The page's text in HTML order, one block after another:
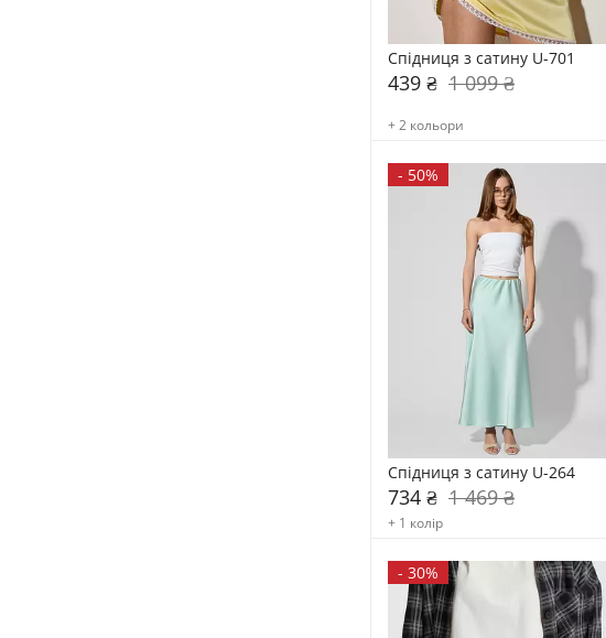
Спідниця з сатину U-701
439 ₴ 1 099 ₴
+ 2 кольори
- 50%
Спідниця з сатину U-264
734 ₴ 1 469 ₴
+ 1 колір
- 30%